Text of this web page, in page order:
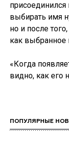
выбирать имя
но и после
как выбранное
«Когда
видно, как его
ПОПУЛЯРНЫЕ